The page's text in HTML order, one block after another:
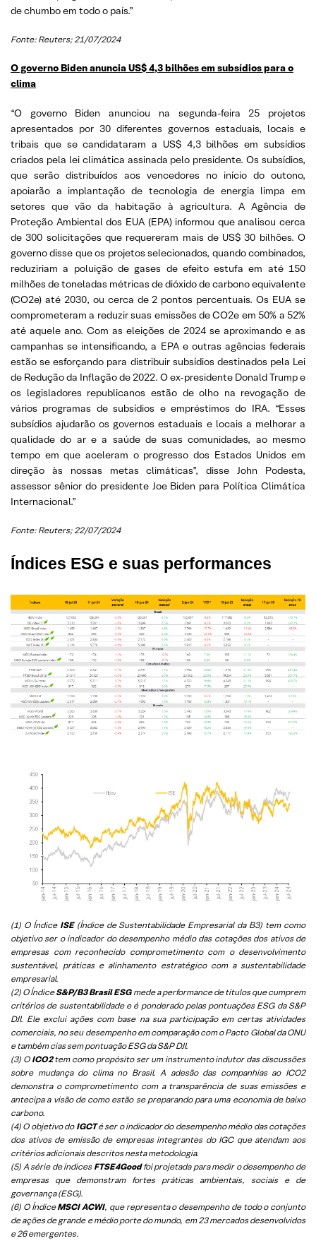
de chumbo em todo o país.”
Fonte: Reuters; 21/07/2024
O governo Biden anuncia US$ 4,3 bilhões em subsídios para o
clima
“O governo Biden anunciou na segunda-feira 25 projetos
apresentados por 30 diferentes governos estaduais, locais e
tribais que se candidataram a US$ 4,3 bilhões em subsídios
criados pela lei climática assinada pelo presidente. Os subsídios,
que serão distribuídos aos vencedores no início do outono,
apoiarão a implantação de tecnologia de energia limpa em
setores que vão da habitação à agricultura. A Agência de
Proteção Ambiental dos EUA (EPA) informou que analisou cerca
de 300 solicitações que requereram mais de US$ 30 bilhões. O
governo disse que os projetos selecionados, quando combinados,
reduziriam a poluição de gases de efeito estufa em até 150
milhões de toneladas métricas de dióxido de carbono equivalente
(CO2e) até 2030, ou cerca de 2 pontos percentuais. Os EUA se
comprometeram a reduzir suas emissões de CO2e em 50% a 52%
até aquele ano. Com as eleições de 2024 se aproximando e as
campanhas se intensificando, a EPA e outras agências federais
estão se esforçando para distribuir subsídios destinados pela Lei
de Redução da Inflação de 2022. O ex-presidente Donald Trump e
os legisladores republicanos estão de olho na revogação de
vários programas de subsídios e empréstimos do IRA. “Esses
subsídios ajudarão os governos estaduais e locais a melhorar a
qualidade do ar e a saúde de suas comunidades, ao mesmo
tempo em que aceleram o progresso dos Estados Unidos em
direção às nossas metas climáticas”, disse John Podesta,
assessor sênior do presidente Joe Biden para Política Climática
Internacional.”
Fonte: Reuters; 22/07/2024
Índices ESG e suas performances
(1) O Índice ISE(Índice de Sustentabilidade Empresarial da B3) tem como
objetivo ser o indicador do desempenho médio das cotações dos ativos de
empresas com reconhecido comprometimento com o desenvolvimento
sustentável, práticas e alinhamento estratégico com a sustentabilidade
empresarial.
(2) O ÍndiceS&P/B3 Brasil ESGmede a performance de títulos que cumprem
critérios de sustentabilidade e é ponderado pelas pontuações ESG da S&P
DJI. Ele exclui ações com base na sua participação em certas atividades
comerciais, no seu desempenho em comparação com o Pacto Global da ONU
e também cias sem pontuação ESG da S&P DJI.
(3) O ICO2tem como propósito ser um instrumento indutor das discussões
sobre mudança do clima no Brasil. A adesão das companhias ao ICO2
demonstra o comprometimento com a transparência de suas emissões e
antecipa a visão de como estão se preparando para uma economia de baixo
carbono.
(4) O objetivo do IGCTé ser o indicador do desempenho médio das cotações
dos ativos de emissão de empresas integrantes do IGC que atendam aos
critérios adicionais descritos nesta metodologia.
(5) A série de índices FTSE4Goodfoi projetada para medir o desempenho de
empresas que demonstram fortes práticas ambientais, sociais e de
governança (ESG).
(6) O ÍndiceMSCI ACWI, que representa o desempenho de todo o conjunto
de ações de grande e médio porte do mundo, em 23 mercados desenvolvidos
e 26 emergentes.